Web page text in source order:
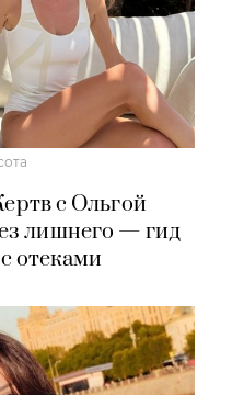
с Ольгой
лишнего — гид
отеками